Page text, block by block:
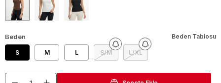
Beden
S M L S/M L/XL
Beden Tablosu